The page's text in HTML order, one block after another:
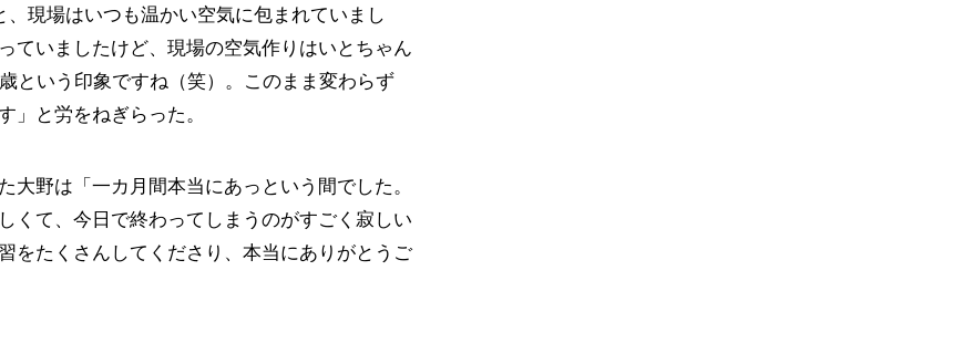
現場はいつも温かい空気に包まれていまし
ていましたけど、現場の空気作りはいとちゃん
という印象ですね（笑）。このまま変わらず
」と労をねぎらった。
野は「一カ月間本当にあっという間でした。
くて、今日で終わってしまうのがすごく寂しい
をたくさんしてくださり、本当にありがとうご